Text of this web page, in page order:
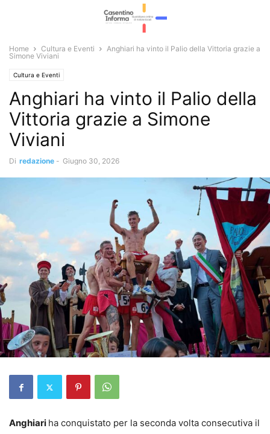
Home Cultura e Eventi
Anghiari ha vinto il Palio della Vittoria grazie a
Simone Viviani
Cultura e Eventi
Anghiari ha vinto il Palio della
Vittoria grazie a Simone
Viviani
Di redazione - Giugno 30, 2026
Anghiari ha conquistato per la seconda volta consecutiva il